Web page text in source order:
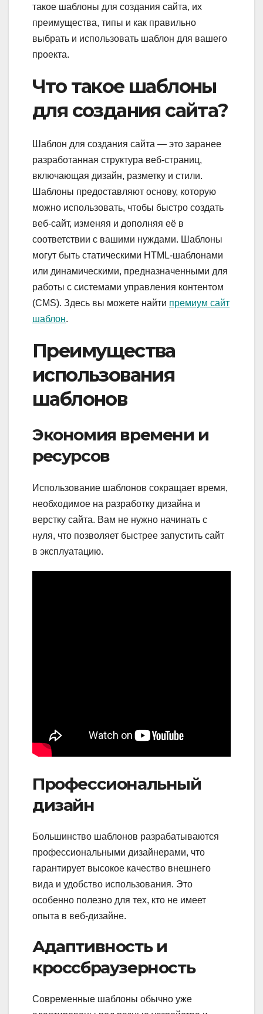
такое шаблоны для создания сайта, их
преимущества, типы и как правильно
выбрать и использовать шаблон для вашего
проекта.
Что такое шаблоны
для создания сайта?
Шаблон для создания сайта — это заранее
разработанная структура веб-страниц,
включающая дизайн, разметку и стили.
Шаблоны предоставляют основу, которую
можно использовать, чтобы быстро создать
веб-сайт, изменяя и дополняя её в
соответствии с вашими нуждами. Шаблоны
могут быть статическими HTML-шаблонами
или динамическими, предназначенными для
работы с системами управления контентом
(CMS). Здесь вы можете найти премиум сайт
шаблон.
Преимущества
использования
шаблонов
Экономия времени и
ресурсов
Использование шаблонов сокращает время,
необходимое на разработку дизайна и
верстку сайта. Вам не нужно начинать с
нуля, что позволяет быстрее запустить сайт
в эксплуатацию.
Профессиональный
дизайн
Большинство шаблонов разрабатываются
профессиональными дизайнерами, что
гарантирует высокое качество внешнего
вида и удобство использования. Это
особенно полезно для тех, кто не имеет
опыта в веб-дизайне.
Адаптивность и
кроссбраузерность
Современные шаблоны обычно уже